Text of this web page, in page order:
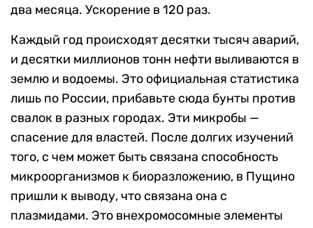
два месяца. Ускорение в 120 раз.
Каждый год происходят десятки тысяч аварий,
и десятки миллионов тонн нефти выливаются в
землю и водоемы. Это официальная статистика
лишь по России, прибавьте сюда бунты против
свалок в разных городах. Эти микробы —
спасение для властей. После долгих изучений
того, с чем может быть связана способность
микроорганизмов к биоразложению, в Пущино
пришли к выводу, что связана она с
плазмидами. Это внехромосомные элементы